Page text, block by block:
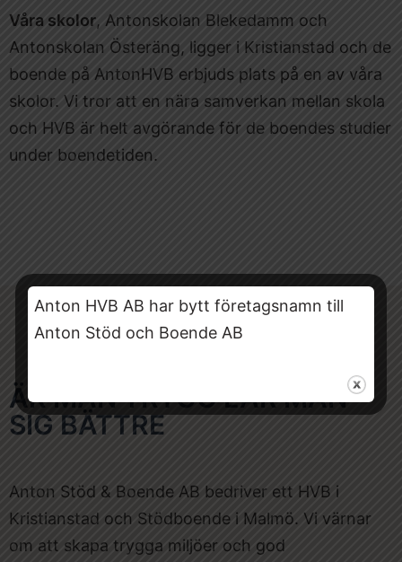
Våra skolor, Antonskolan Blekedamm och
Antonskolan Österäng, ligger i Kristianstad och de
boende på AntonHVB erbjuds plats på en av våra
skolor. Vi tror att en nära samverkan mellan skola
och HVB är helt avgörande för de boendes studier
under boendetiden.
ÄR MAN TRYGG LÄR MAN
SIG BÄTTRE
Anton Stöd & Boende AB bedriver ett HVB i
Kristianstad och Stödboende i Malmö. Vi värnar
om att skapa trygga miljöer och god
Anton HVB AB har bytt företagsnamn till
Anton Stöd och Boende AB